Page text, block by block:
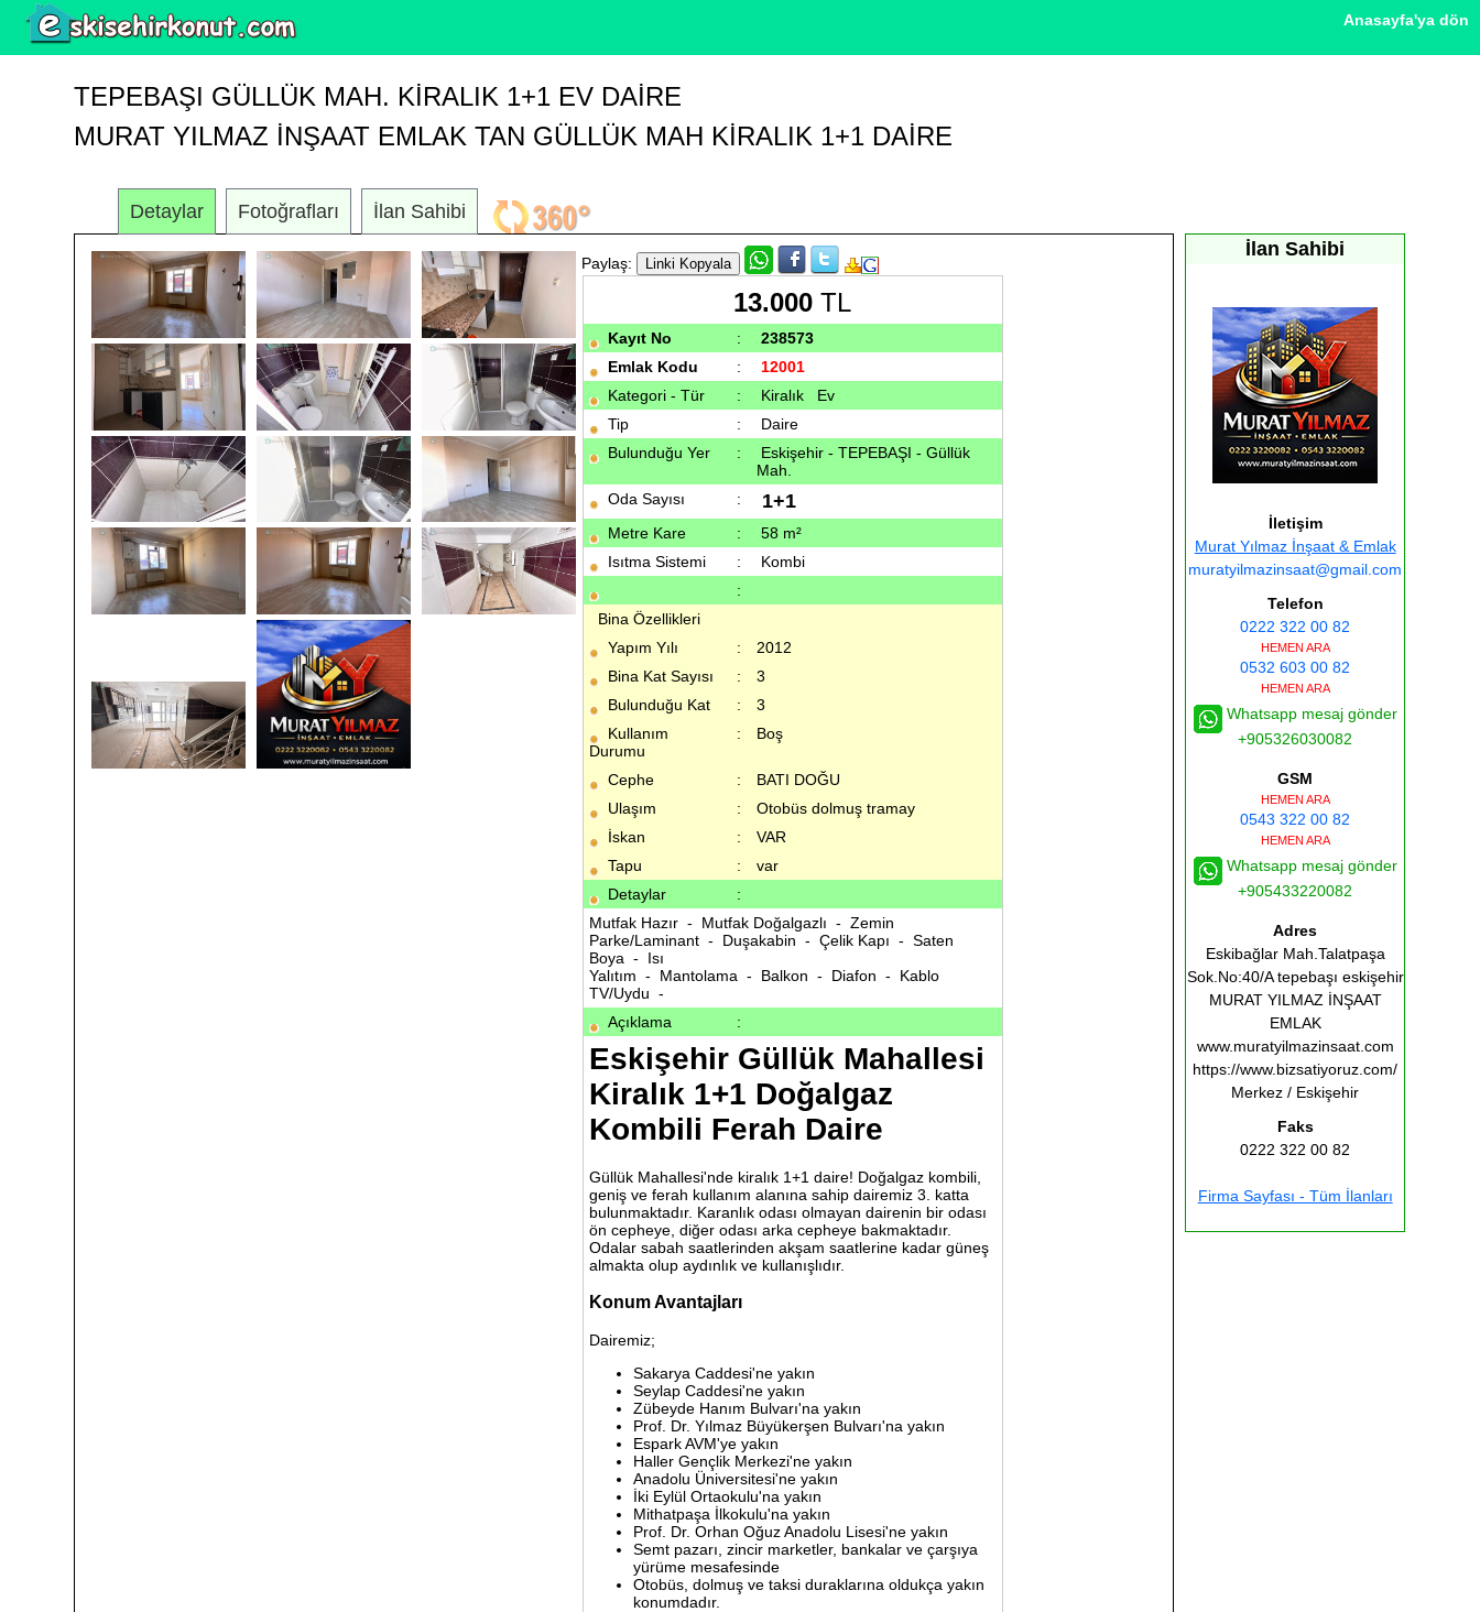
Anasayfa'ya dön
TEPEBAŞI GÜLLÜK MAH. KIRALIK 1+1 EV DAIRE
MURAT YILMAZ İNŞAAT EMLAK TAN GÜLLÜK MAH KİRALIK 1+1 DAİRE
Detaylar Fotoğrafları İlan Sahibi
Paylaş:
13.000 TL
Kayıt No :
238573
Emlak Kodu
:
12001
Kategori - Tür
: KiralıkEv
Tip
:
Daire
Bulunduğu Yer
:
Eskişehir - TEPEBAŞI - Güllük
Mah.
Oda Sayısı
: 1+1
Metre Kare :
58 m²
Isıtma Sistemi
:
Kombi
:
Bina Özellikleri
Yapım Yılı
:
2012
Bina Kat Sayısı
:
3
Bulunduğu Kat
:
3
Kullanım
Durumu
: Boş
Cephe :
BATI DOĞU
Ulaşım
:
Otobüs dolmuş tramay
İskan
:
VAR
Tapu
:
var
Detaylar
:
Mutfak Hazır - Mutfak Doğalgazlı - Zemin
Parke/Laminant - Duşakabin - Çelik Kapı - Saten
Boya - Isı
Yalıtım - Mantolama - Balkon - Diafon - Kablo
TV/Uydu -
Açıklama
:
Eskişehir Güllük Mahallesi
Kiralık 1+1 Doğalgaz
Kombili Ferah Daire
Güllük Mahallesi'nde kiralık 1+1 daire! Doğalgaz kombili,
geniş ve ferah kullanım alanına sahip dairemiz 3. katta
bulunmaktadır. Karanlık odası olmayan dairenin bir odası
ön cepheye, diğer odası arka cepheye bakmaktadır.
Odalar sabah saatlerinden akşam saatlerine kadar güneş
almakta olup aydınlık ve kullanışlıdır.
Konum Avantajları
Dairemiz;
Sakarya Caddesi'ne yakın
Seylap Caddesi'ne yakın
Zübeyde Hanım Bulvarı'na yakın
Prof. Dr. Yılmaz Büyükerşen Bulvarı'na yakın
Espark AVM'ye yakın
Haller Gençlik Merkezi'ne yakın
Anadolu Üniversitesi'ne yakın
İki Eylül Ortaokulu'na yakın
Mithatpaşa İlkokulu'na yakın
Prof. Dr. Orhan Oğuz Anadolu Lisesi'ne yakın
Semt pazarı, zincir marketler, bankalar ve çarşıya
yürüme mesafesinde
Otobüs, dolmuş ve taksi duraklarına oldukça yakın
konumdadır.
İlan Sahibi
İletişim
Murat Yılmaz İnşaat & Emlak
muratyilmazinsaat@gmail.com
Telefon
0222 322 00 82
HEMEN ARA
0532 603 00 82
HEMEN ARA
Whatsapp mesaj gönder
+905326030082
GSM
HEMEN ARA
0543 322 00 82
HEMEN ARA
Whatsapp mesaj gönder
+905433220082
Adres
Eskibağlar Mah.Talatpaşa
Sok.No:40/A tepebaşı eskişehir
MURAT YILMAZ İNŞAAT
EMLAK
www.muratyilmazinsaat.com
https://www.bizsatiyoruz.com/
Merkez / Eskişehir
Faks
0222 322 00 82
Firma Sayfası - Tüm İlanları